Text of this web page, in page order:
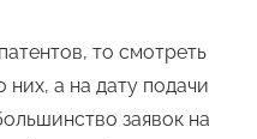
то смотреть
а на дату подачи
заявок на